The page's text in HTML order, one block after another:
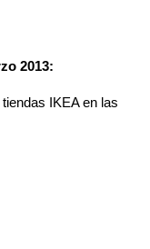
2013:
IKEA en las